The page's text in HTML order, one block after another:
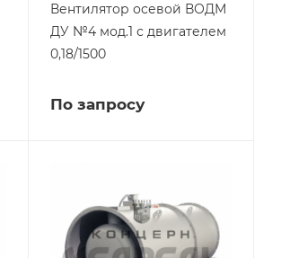
Вентилятор осевой ВОДМ
ДУ №4 мод.1 с двигателем
0,18/1500
По запросу